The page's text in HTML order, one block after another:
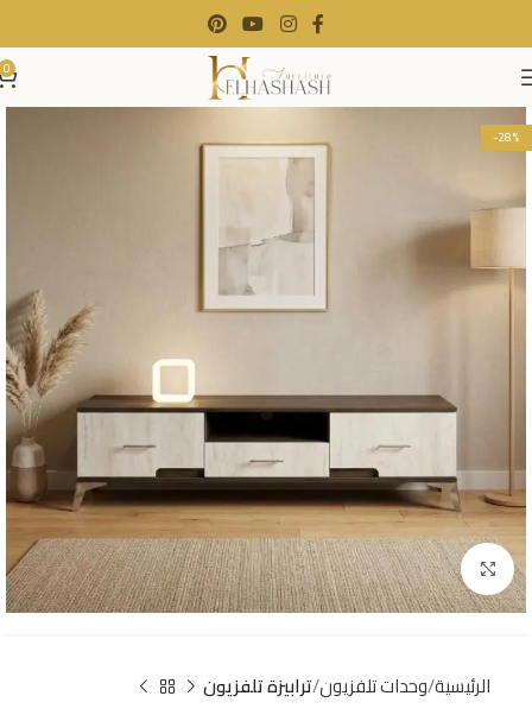
0
-28%
Click to enlarge
الرئيسية وحدات تلفزيون ترابيزة تلفزيون